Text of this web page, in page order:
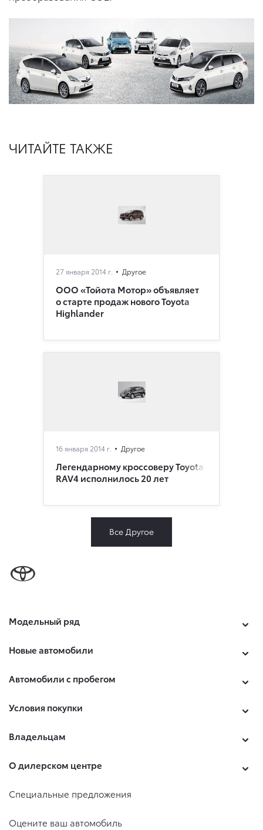
ЧИТАЙТЕ ТАКЖЕ
27 января 2014 г. Другое
ООО «Тойота Мотор» объявляет
о старте продаж нового Toyota
Highlander
16 января 2014 г. Другое
Легендарному кроссоверу Toyota
RAV4 исполнилось 20 лет
Все Другое
Модельный ряд
Новые автомобили
Автомобили с пробегом
Условия покупки
Владельцам
О дилерском центре
Специальные предложения
Оцените ваш автомобиль